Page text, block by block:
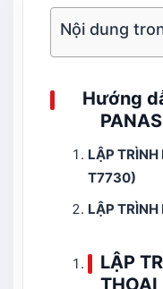
Nội dung
Hướng
LẬP
T7730)
LẬP TRÌNH
LẬP